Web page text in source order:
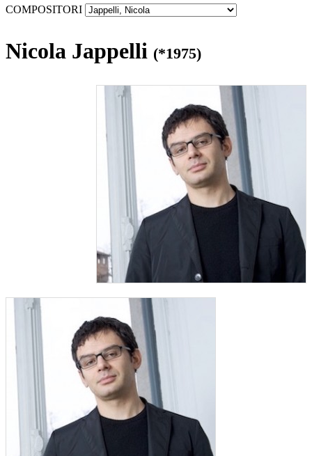
COMPOSITORI
Nicola Jappelli (*1975)